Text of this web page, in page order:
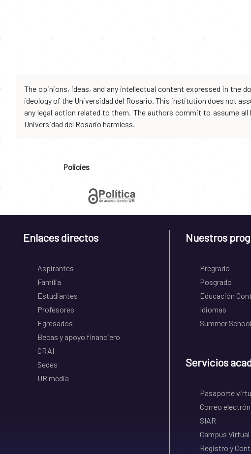
The opinions, ideas, and any intellectual content expressed in the
ideology of the Universidad del Rosario. This institution does not
any legal action related to them. The authors commit to assume
Universidad del Rosario harmless.
Policies
Enlaces directos
Aspirantes
Familia
Estudiantes
Profesores
Egresados
Becas y apoyo financiero
CRAI
Sedes
UR media
Nuestros
Pregrado
Posgrado
Educación
Idiomas
Summer School
Servicios
Pasaporte
Correo
SIAR
Campus Virtual
Registro y